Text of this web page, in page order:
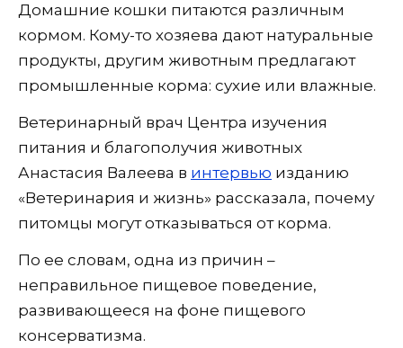
Домашние кошки питаются различным
кормом. Кому-то хозяева дают натуральные
продукты, другим животным предлагают
промышленные корма: сухие или влажные.
Ветеринарный врач Центра изучения
питания и благополучия животных
Анастасия Валеева в интервью изданию
«Ветеринария и жизнь» рассказала, почему
питомцы могут отказываться от корма.
По ее словам, одна из причин –
неправильное пищевое поведение,
развивающееся на фоне пищевого
консерватизма.